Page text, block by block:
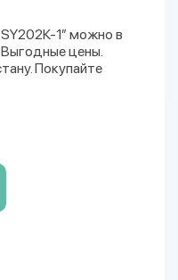
1” можно в
Выгодные цены.
Покупайте